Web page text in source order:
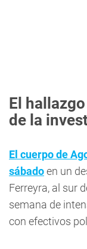
El
de la
El cuerpo de
sábadoen un
Ferreyra, al sur
semana de
con efectivos